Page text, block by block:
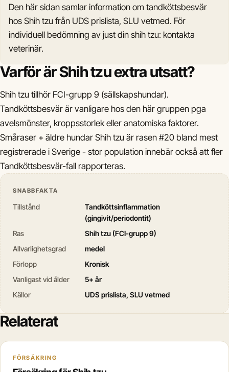
Den här sidan samlar information om tandköttsbesvär
hos Shih tzu från UDS prislista, SLU vetmed. För
individuell bedömning av just din shih tzu: kontakta
veterinär.
Varför är Shih tzu extra utsatt?
Shih tzu tillhör FCI-grupp 9 (sällskapshundar).
Tandköttsbesvär är vanligare hos den här gruppen pga
avelsmönster, kroppsstorlek eller anatomiska faktorer.
Småraser + äldre hundar Shih tzu är rasen #20 bland mest
registrerade i Sverige - stor population innebär också att fler
Tandköttsbesvär-fall rapporteras.
SNABBFAKTA
Tillstånd
Tandköttsinflammation
(gingivit/periodontit)
Ras
Shih tzu (FCI-grupp 9)
Allvarlighetsgrad
medel
Förlopp
Kronisk
Vanligast vid ålder
5+ år
Källor
UDS prislista, SLU vetmed
Relaterat
FÖRSÄKRING